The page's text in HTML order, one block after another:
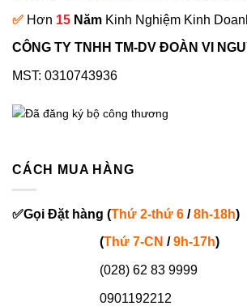
✅ Hơn 15 Năm Kinh Nghiệm Kinh
CÔNG TY TNHH TM-DV ĐOÀN VI
MST: 0310743936
CÁCH MUA HÀNG
✅Gọi Đặt hàng (Thứ 2-thứ 6 /8h-18h)
(Thứ 7-CN /9h-17h)
(028) 62 83 9999
0901192212